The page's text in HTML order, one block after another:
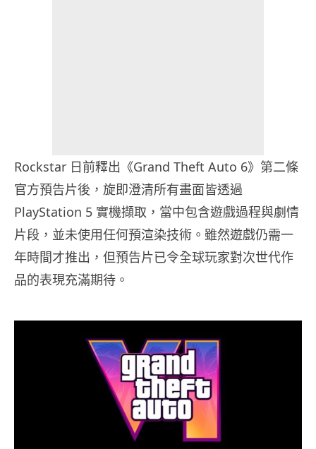
Rockstar 日前釋出《Grand Theft Auto 6》第二條
官方預告片後，旋即澄清所有畫面皆透過
PlayStation 5 實機擷取，當中包含遊戲過程與劇情
片段，並未使用任何預渲染技術。雖然遊戲仍需一
年時間才推出，但預告片已令全球玩家對次世代作
品的表現充滿期待。